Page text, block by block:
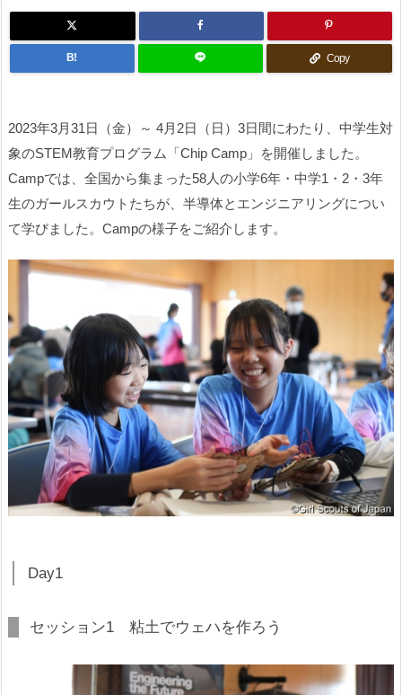
B! Copy
2023年3月31日（金）～ 4月2日（日）3日間にわたり、中学生対
象のSTEM教育プログラム「Chip Camp」を開催しました。
Campでは、全国から集まった58人の小学6年・中学1・2・3年
生のガールスカウトたちが、半導体とエンジニアリングについ
て学びました。Campの様子をご紹介します。
Day1
セッション1 粘土でウェハを作ろう